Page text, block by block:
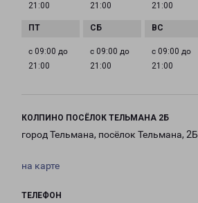
21:00
21:00
21:00
с 09:00 до
21:00
с 09:00 до
21:00
с 09:00 до
21:00
КОЛПИНО ПОСЁЛОК ТЕЛЬМАНА 2Б
город Тельмана, посёлок Тельмана, 2Б
на карте
ТЕЛЕФОН